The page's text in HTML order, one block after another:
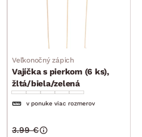
Veľkonočný zápich
Vajíčka s pierkom (6 ks),
žltá/biela/zelená
v ponuke viac rozmerov
3.99 €